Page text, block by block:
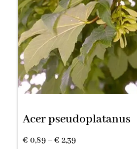
Acer pseudoplatanus
€ 0,89–€ 2,39Prijsklasse: